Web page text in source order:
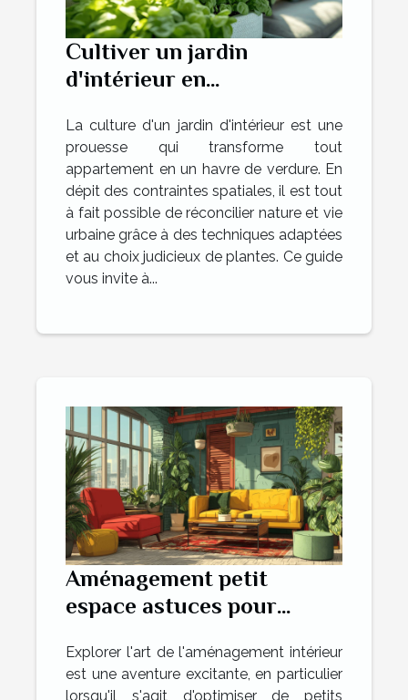
Cultiver un jardin
d'intérieur en
et plantes adaptées
La culture d'un jardin d'intérieur est une
prouesse qui transforme tout
appartement en un havre de verdure. En
dépit des contraintes spatiales, il est tout
à fait possible de réconcilier nature et vie
urbaine grâce à des techniques adaptées
et au choix judicieux de plantes. Ce guide
vous invite à...
Aménagement petit
espace astuces pour
Explorer l'art de l'aménagement intérieur
est une aventure excitante, en particulier
lorsqu'il s'agit d'optimiser de petits